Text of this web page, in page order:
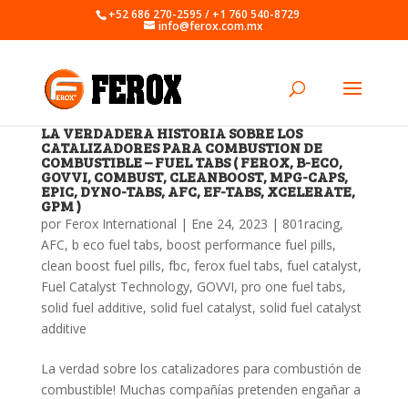
+52 686 270-2595 / +1 760 540-8729
info@ferox.com.mx
LA VERDADERA HISTORIA SOBRE LOS
CATALIZADORES PARA COMBUSTION DE
COMBUSTIBLE – FUEL TABS ( FEROX, B-ECO,
GOVVI, COMBUST, CLEANBOOST, MPG-CAPS,
EPIC, DYNO-TABS, AFC, EF-TABS, XCELERATE,
GPM )
por Ferox International | Ene 24, 2023 | 801racing,
AFC, b eco fuel tabs, boost performance fuel pills,
clean boost fuel pills, fbc, ferox fuel tabs, fuel catalyst,
Fuel Catalyst Technology, GOVVI, pro one fuel tabs,
solid fuel additive, solid fuel catalyst, solid fuel catalyst
additive
La verdad sobre los catalizadores para combustión de
combustible! Muchas compañías pretenden engañar a